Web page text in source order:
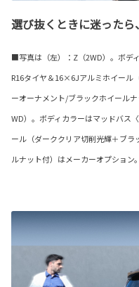
選び抜くときに迷ったら
■写真は（左）：Z（2WD）。ボデ
R16タイヤ＆16×6Jアルミホイール
ーオーナメント/ブラックホイール
WD）。ボディカラーはマッドバス
ール（ダーククリア切削光輝＋ブ
ルナット付）はメーカーオプション。